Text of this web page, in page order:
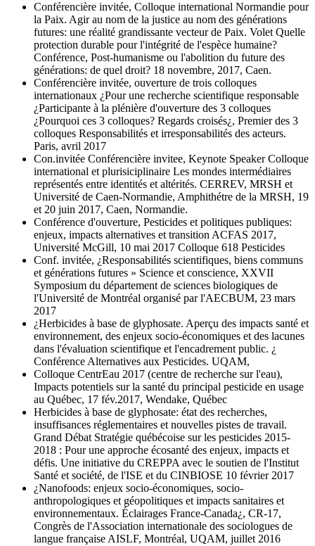
Conférencière invitée, Colloque international Normandie pour
la Paix. Agir au nom de la justice au nom des générations
futures: une réalité grandissante vecteur de Paix. Volet Quelle
protection durable pour l'intégrité de l'espèce humaine?
Conférence, Post-humanisme ou l'abolition du future des
générations: de quel droit? 18 novembre, 2017, Caen.
Conférencière invitée, ouverture de trois colloques
internationaux ¿Pour une recherche scientifique responsable
¿Participante à la plénière d'ouverture des 3 colloques
¿Pourquoi ces 3 colloques? Regards croisés¿, Premier des 3
colloques Responsabilités et irresponsabilités des acteurs.
Paris, avril 2017
Con.invitée Conférencière invitee, Keynote Speaker Colloque
international et plurisiciplinaire Les mondes intermédiaires
représentés entre identités et altérités. CERREV, MRSH et
Université de Caen-Normandie, Amphithétre de la MRSH, 19
et 20 juin 2017, Caen, Normandie.
Conférence d'ouverture, Pesticides et politiques publiques:
enjeux, impacts alternatives et transition ACFAS 2017,
Université McGill, 10 mai 2017 Colloque 618 Pesticides
Conf. invitée, ¿Responsabilités scientifiques, biens communs
et générations futures » Science et conscience, XXVII
Symposium du département de sciences biologiques de
l'Université de Montréal organisé par l'AECBUM, 23 mars
2017
¿Herbicides à base de glyphosate. Aperçu des impacts santé et
environnement, des enjeux socio-économiques et des lacunes
dans l'évaluation scientifique et l'encadrement public. ¿
Conférence Alternatives aux Pesticides. UQAM,
Colloque CentrEau 2017 (centre de recherche sur l'eau),
Impacts potentiels sur la santé du principal pesticide en usage
au Québec, 17 fév.2017, Wendake, Québec
Herbicides à base de glyphosate: état des recherches,
insuffisances réglementaires et nouvelles pistes de travail.
Grand Débat Stratégie québécoise sur les pesticides 2015-
2018 : Pour une approche écosanté des enjeux, impacts et
défis. Une initiative du CREPPA avec le soutien de l'Institut
Santé et société, de l'ISE et du CINBIOSE 10 février 2017
¿Nanofoods: enjeux socio-économiques, socio-
anthropologiques et géopolitiques et impacts sanitaires et
environnementaux. Éclairages France-Canada¿, CR-17,
Congrès de l'Association internationale des sociologues de
langue française AISLF, Montréal, UQAM, juillet 2016